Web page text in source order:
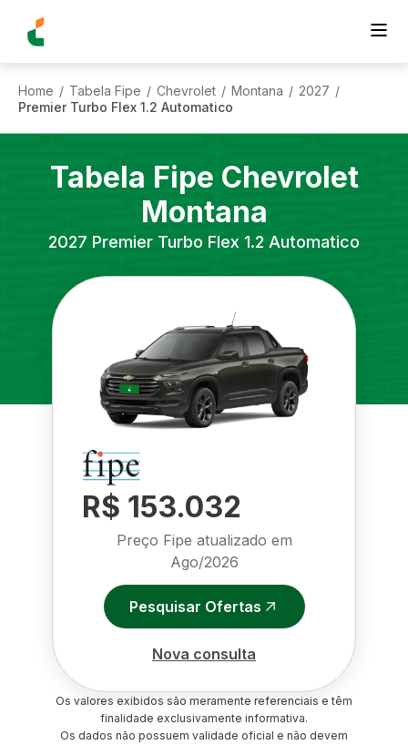
Home / Tabela Fipe / Chevrolet / Montana / 2027 /
Premier Turbo Flex 1.2 Automatico
Tabela Fipe Chevrolet
Montana
2027 Premier Turbo Flex 1.2 Automatico
R$ 153.032
Preço Fipe atualizado em
Ago/2026
Pesquisar Ofertas
Nova consulta
Os valores exibidos são meramente referenciais e têm
finalidade exclusivamente informativa.
Os dados não possuem validade oficial e não devem